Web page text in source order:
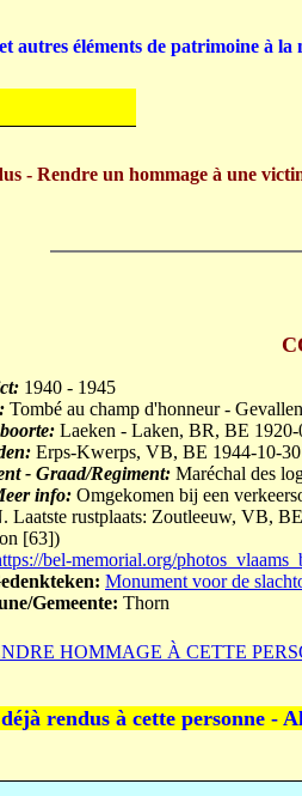
1940 - 1945
Tombé au champ d'honneur -
Laeken - Laken, BR, BE 1920-
Erps-Kwerps, VB, BE 1944-10-30
- Graad/Regiment: Maréchal des
info: Omgekomen bij een
rustplaats: Zoutleeuw, VB,
[63])
bel-memorial.org/
Monument voor de
Gemeente: Thorn
HOMMAGE À CETTE
rendus à cette personne -
- Rendre un hommage à une
autres éléments de patrimoine à la